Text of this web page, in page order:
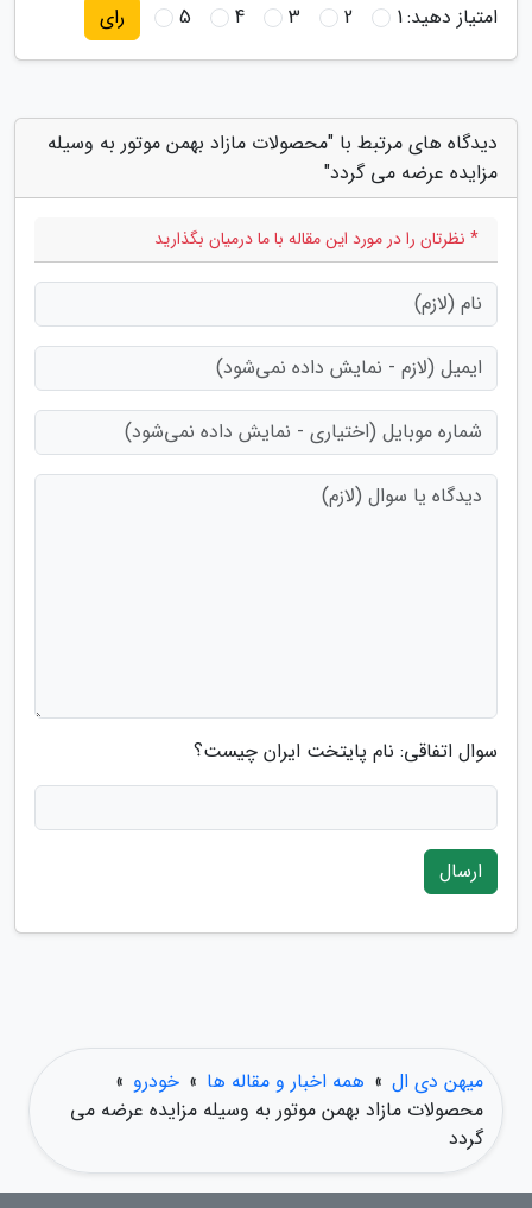
امتیاز دهید:1
2
3
4
5 رای
دیدگاه های مرتبط با "محصولات مازاد بهمن موتور به وسیله
مزایده عرضه می گردد"
* نظرتان را در مورد این مقاله با ما درمیان بگذارید
سوال اتفاقی: نام پایتخت ایران چیست؟
ارسال
میهن دی ال » همه اخبار و مقاله ها » خودرو »
محصولات مازاد بهمن موتور به وسیله مزایده عرضه می
گردد